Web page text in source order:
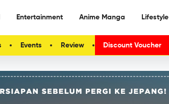
Entertainment Anime Manga Lifestyle
Events Review Discount Voucher